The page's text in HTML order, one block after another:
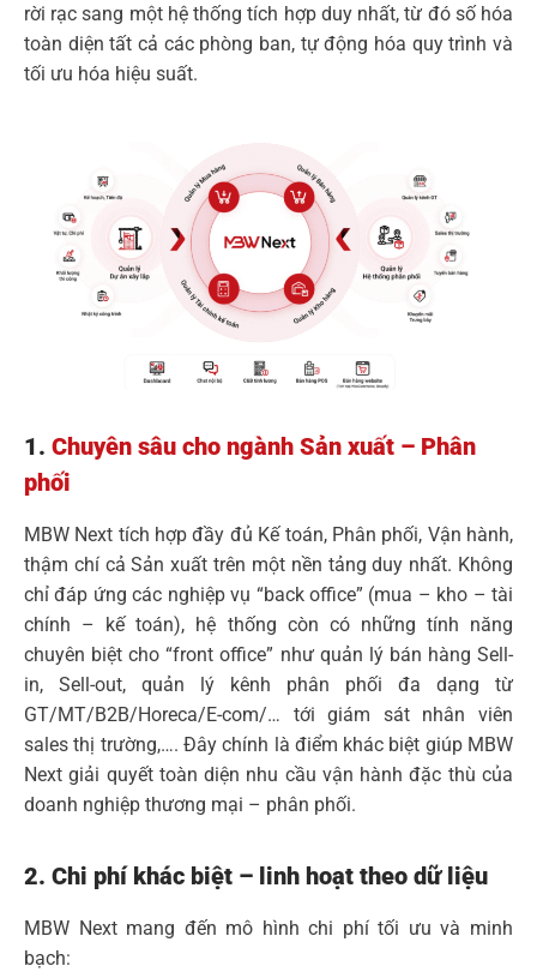
rời rạc sang một hệ thống tích hợp duy nhất, từ đó số hóa
toàn diện tất cả các phòng ban, tự động hóa quy trình và
tối ưu hóa hiệu suất.
1. Chuyên sâu cho ngành Sản xuất – Phân
phối
MBW Next tích hợp đầy đủ Kế toán, Phân phối, Vận hành,
thậm chí cả Sản xuất trên một nền tảng duy nhất. Không
chỉ đáp ứng các nghiệp vụ “back office” (mua – kho – tài
chính – kế toán), hệ thống còn có những tính năng
chuyên biệt cho “front office” như quản lý bán hàng Sell-
in, Sell-out, quản lý kênh phân phối đa dạng từ
GT/MT/B2B/Horeca/E-com/… tới giám sát nhân viên
sales thị trường,…. Đây chính là điểm khác biệt giúp MBW
Next giải quyết toàn diện nhu cầu vận hành đặc thù của
doanh nghiệp thương mại – phân phối.
2. Chi phí khác biệt – linh hoạt theo dữ liệu
MBW Next mang đến mô hình chi phí tối ưu và minh
bạch: